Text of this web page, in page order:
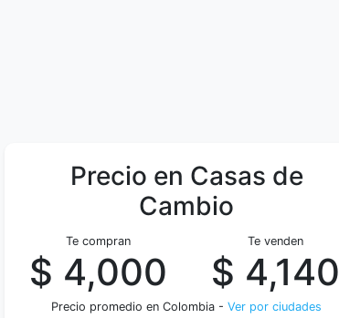
Precio en Casas de
Cambio
Te compran
$ 4,000
Te venden
$ 4,140
Precio promedio en Colombia - Ver por ciudades